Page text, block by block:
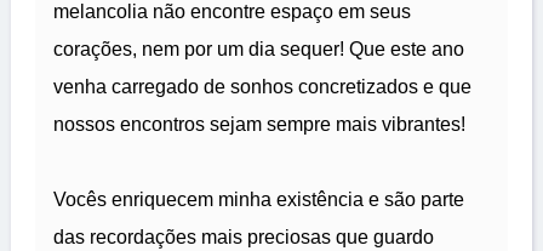
melancolia não encontre espaço em seus
corações, nem por um dia sequer! Que este ano
venha carregado de sonhos concretizados e que
nossos encontros sejam sempre mais vibrantes!
Vocês enriquecem minha existência e são parte
das recordações mais preciosas que guardo